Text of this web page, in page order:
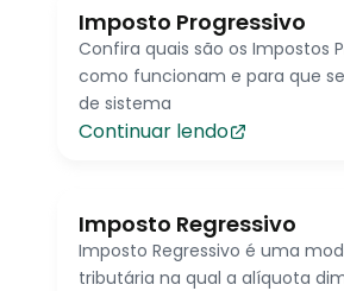
Imposto Progressivo
Confira quais são os Impostos
como funcionam e para que
de sistema
Continuar lendo
Imposto Regressivo
Imposto Regressivo é uma
tributária na qual a alíquota